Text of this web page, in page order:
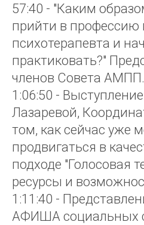
57:40 - "Каким
прийти в профессию
психотерапевта и
практиковать?"
членов Совета АМПП.
1:06:50 -
Лазаревой,
том, как сейчас уже
продвигаться в
подходе "Голосовая
ресурсы и
1:11:40 -
АФИША социальных